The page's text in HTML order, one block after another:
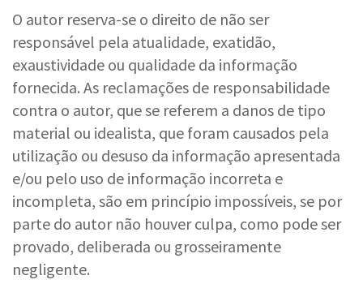
O autor reserva-se o direito de não ser
responsável pela atualidade, exatidão,
exaustividade ou qualidade da informação
fornecida. As reclamações de responsabilidade
contra o autor, que se referem a danos de tipo
material ou idealista, que foram causados pela
utilização ou desuso da informação apresentada
e/ou pelo uso de informação incorreta e
incompleta, são em princípio impossíveis, se por
parte do autor não houver culpa, como pode ser
provado, deliberada ou grosseiramente
negligente.